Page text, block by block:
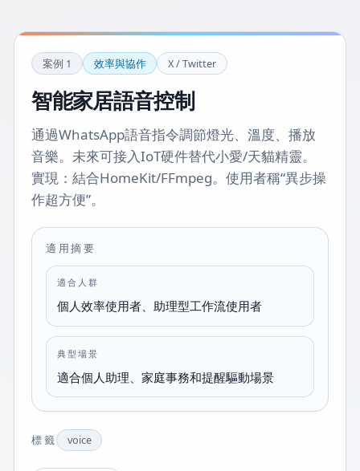
案例 1 效率與協作 X / Twitter
智能家居語音控制
通過WhatsApp語音指令調節燈光、溫度、播放
音樂。未來可接入IoT硬件替代小愛/天貓精靈。
實現：結合HomeKit/FFmpeg。使用者稱“異步操
作超方便”。
適用摘要
適合人群
個人效率使用者、助理型工作流使用者
典型場景
適合個人助理、家庭事務和提醒驅動場景
標籤 voice